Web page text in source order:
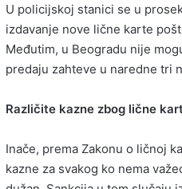
U policijskoj stanici se u
izdavanje nove lične karte
Međutim, u Beogradu nije
predaju zahteve u naredne tri
Različite kazne zbog lične
Inače, prema Zakonu o ličnoj
kazne za svakog ko nema